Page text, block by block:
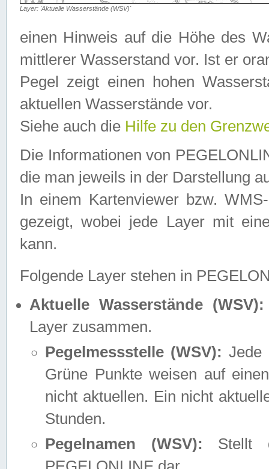
Layer: 'Aktuelle Wasserstände (WSV)'
einen Hinweis auf die Höhe des
mittlerer Wasserstand vor. Ist er
Pegel zeigt einen hohen
aktuellen Wasserstände vor.
Siehe auch die Hilfe zu den
Die Informationen von
die man jeweils in der Darstellung
In einem Kartenviewer bzw.
gezeigt, wobei jede Layer mit
kann.
Folgende Layer stehen in
Aktuelle Wasserstände (WSV):
Layer zusammen.
Pegelmessstelle (WSV): Jede
Grüne Punkte weisen auf
nicht aktuellen. Ein nicht
Stunden.
Pegelnamen (WSV): Stellt